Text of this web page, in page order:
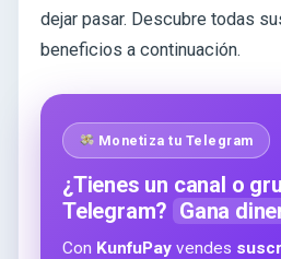
dejar pasar. Descubre todas
beneficios a continuación.
Monetiza tu Telegram
¿Tienes un canal o
Telegram? Gana
Con KunfuPay vendes